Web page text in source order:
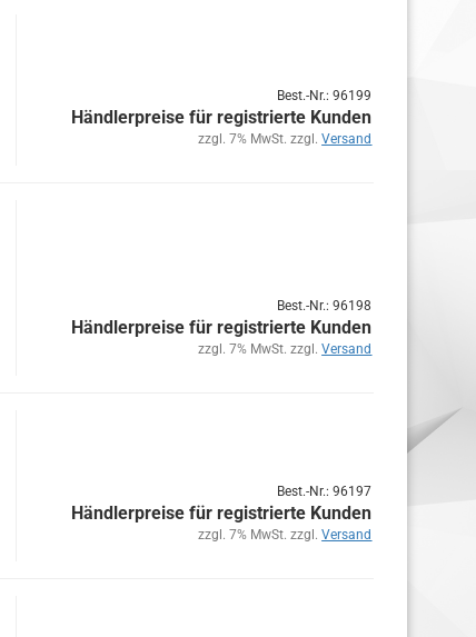
Best.-Nr.: 96199
Händlerpreise für registrierte Kunden
zzgl. 7% MwSt. zzgl.Versand
Best.-Nr.: 96198
Händlerpreise für registrierte Kunden
zzgl. 7% MwSt. zzgl.Versand
Best.-Nr.: 96197
Händlerpreise für registrierte Kunden
zzgl. 7% MwSt. zzgl.Versand